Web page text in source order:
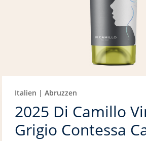
Italien | Abruzzen
2025 Di Camillo
Grigio Contessa